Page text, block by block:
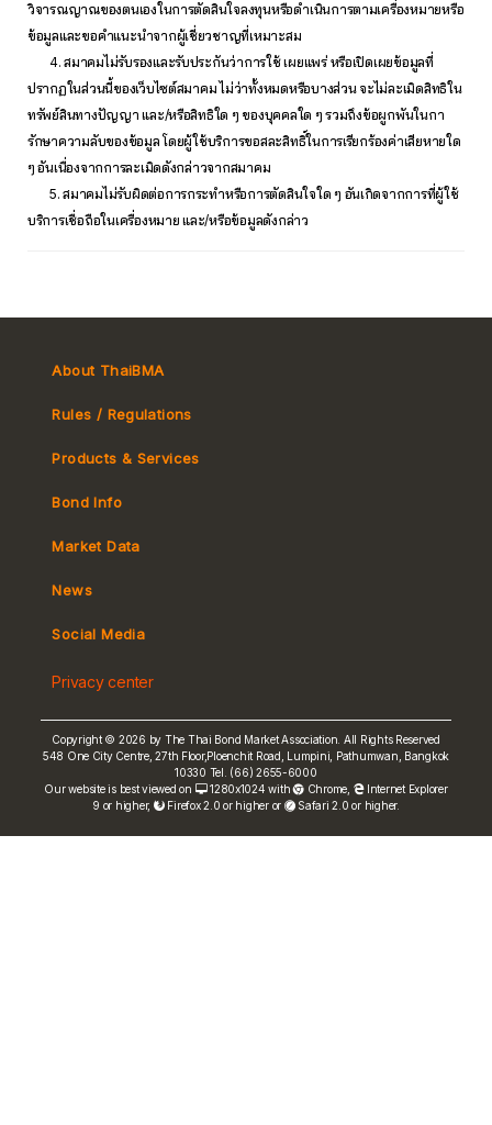
วิจารณญาณของตนเองในการตัดสินใจลงทุนหรือดำเนินการตามเครื่องหมายหรือ
ข้อมูลและขอคำแนะนำจากผู้เชี่ยวชาญที่เหมาะสม
4. สมาคมไม่รับรองและรับประกันว่าการใช้ เผยแพร่ หรือเปิดเผยข้อมูลที่
ปรากฏในส่วนนี้ของเว็บไซต์สมาคม ไม่ว่าทั้งหมดหรือบางส่วน จะไม่ละเมิดสิทธิใน
ทรัพย์สินทางปัญญา และ/หรือสิทธิใด ๆ ของบุคคลใด ๆ รวมถึงข้อผูกพันในกา
รักษาความลับของข้อมูล โดยผู้ใช้บริการขอสละสิทธิ์ในการเรียกร้องค่าเสียหายใด
ๆ อันเนื่องจากการละเมิดดังกล่าวจากสมาคม
5. สมาคมไม่รับผิดต่อการกระทำหรือการตัดสินใจใด ๆ อันเกิดจากการที่ผู้ใช้
บริการเชื่อถือในเครื่องหมาย และ/หรือข้อมูลดังกล่าว
About ThaiBMA
Rules / Regulations
Tax
Products & Services
MeBond
e-bookbuilding
Bond Info
Market Data
Yield Curve
FRN Rate
Bond Price
News
Social Media
Privacy center
Copyright © 2026 by The Thai Bond Market Association. All Rights Reserved
548 One City Centre, 27th Floor,Ploenchit Road, Lumpini, Pathumwan, Bangkok
10330 Tel. (66) 2655-6000
Our website is best viewed on
1280x1024 with Chrome
Internet Explorer
9 or higher,
Firefox 2.0 or higher or Safari 2.0 or higher.